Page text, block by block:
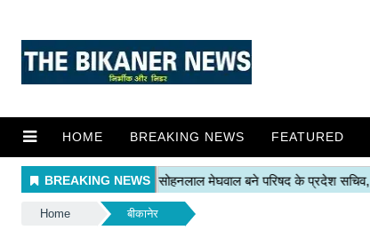
HOME BREAKING NEWS FEATURED
Home बीकानेर